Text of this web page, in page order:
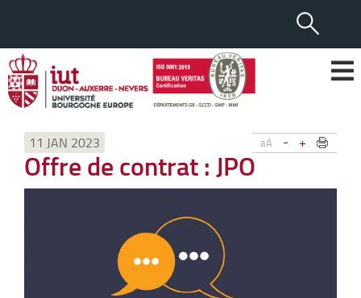
aA - +
11 JAN 2023
Offre de contrat : JPO